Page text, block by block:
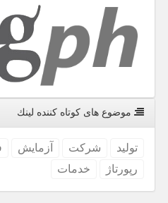
موضوع های كوتاه كننده لینك
تولید شركت آزمایش
رپورتاژ
خدمات